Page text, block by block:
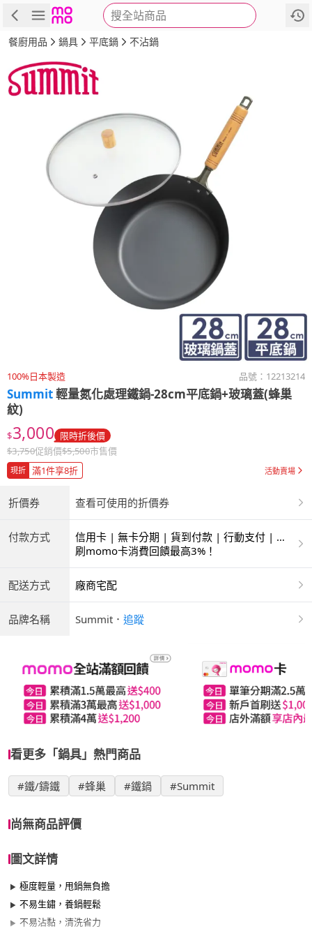
搜全站商品
商品 評價 詳情
餐廚用品 鍋具 平底鍋 不沾鍋
100%日本製造 品號： 12213214
Summit輕量氮化處理鐵鍋-28cm平底鍋+玻璃蓋(蜂巢
紋)
$3,000 限時折後價
$3,750促銷價$5,500市售價
現折 滿1件享8折 活動賣場
折價券 查看可使用的折價券
付款方式
信用卡 | 無卡分期 | 貨到付款 | 行動支付 | 超
商付款 | ATM | 銀聯卡
刷momo卡消費回饋最高3%！
配送方式 廠商宅配
品牌名稱 Summit ． 追蹤
看更多「鍋具」熱門商品
#鐵/鑄鐵 #蜂巢 #鐵鍋 #Summit
尚無商品評價
圖文詳情
極度輕量，甩鍋無負擔
不易生鏽，養鍋輕鬆
不易沾黏，清洗省力